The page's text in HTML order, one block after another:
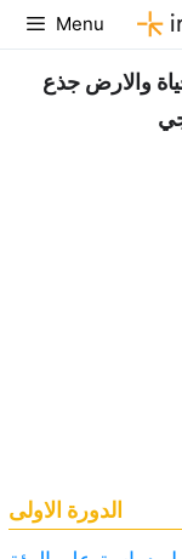
Aller
au
contenu
Menu
والارض جذع
الدورة الاولى